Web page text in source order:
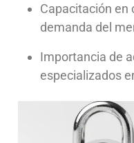
Capacitación en
demanda del
Importancia de
especializados